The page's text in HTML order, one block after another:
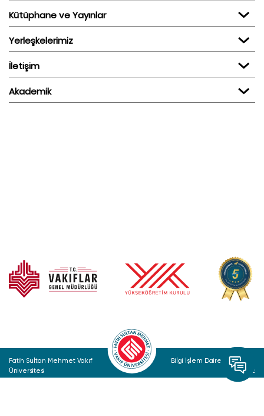
Kütüphane ve Yayınlar
Yerleşkelerimiz
İletişim
Akademik
Fatih Sultan Mehmet Vakıf
Üniversitesi
Bilgi İşlem Daire Başkanlığı
© 2022